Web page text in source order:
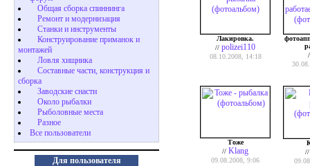
Общая сборка спиннинга
Ремонт и модернизация
Станки и инструменты
Конструирование приманок и
монтажей
Ловля хищника
Cоставные части, конструкция и
сборка
Заводские снасти
Около рыбалки
Рыболовные места
Разное
Все пользователи
Для пользователя
Лакировка.
// polizei110
08.10.2008, 14:18
Тоже
// Klang
09.08.2008, 9:06